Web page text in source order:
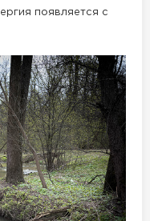
появляется с